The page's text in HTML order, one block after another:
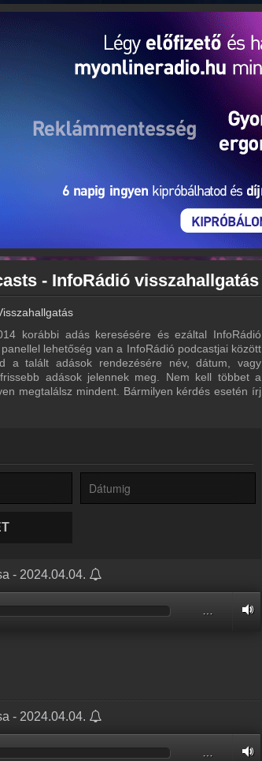
- InfoRádió visszahallgatás
korábbi adás keresésére és ezáltal InfoRádió
lehetőség van a InfoRádió podcastjai között
a talált adások rendezésére név, dátum, vagy
adások jelennek meg. Nem kell többet a
megtalálsz mindent. Bármilyen kérdés esetén írj
- 2024.04.04.
- 2024.04.04.